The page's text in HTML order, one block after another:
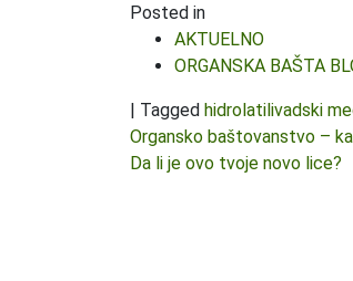
Posted in
AKTUELNO
ORGANSKA BAŠTA
| Tagged hidrolatilivadski
Kretanje članka
Organsko baštovanstvo –
Da li je ovo tvoje novo lice?